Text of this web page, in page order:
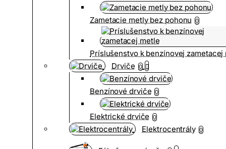
Zametacie metly bez pohonu 0
Príslušenstvo k benzínovej zametacej
Drviče 0
Benzínové drviče 0
Elektrické drviče 0
Elektrocentrály 0